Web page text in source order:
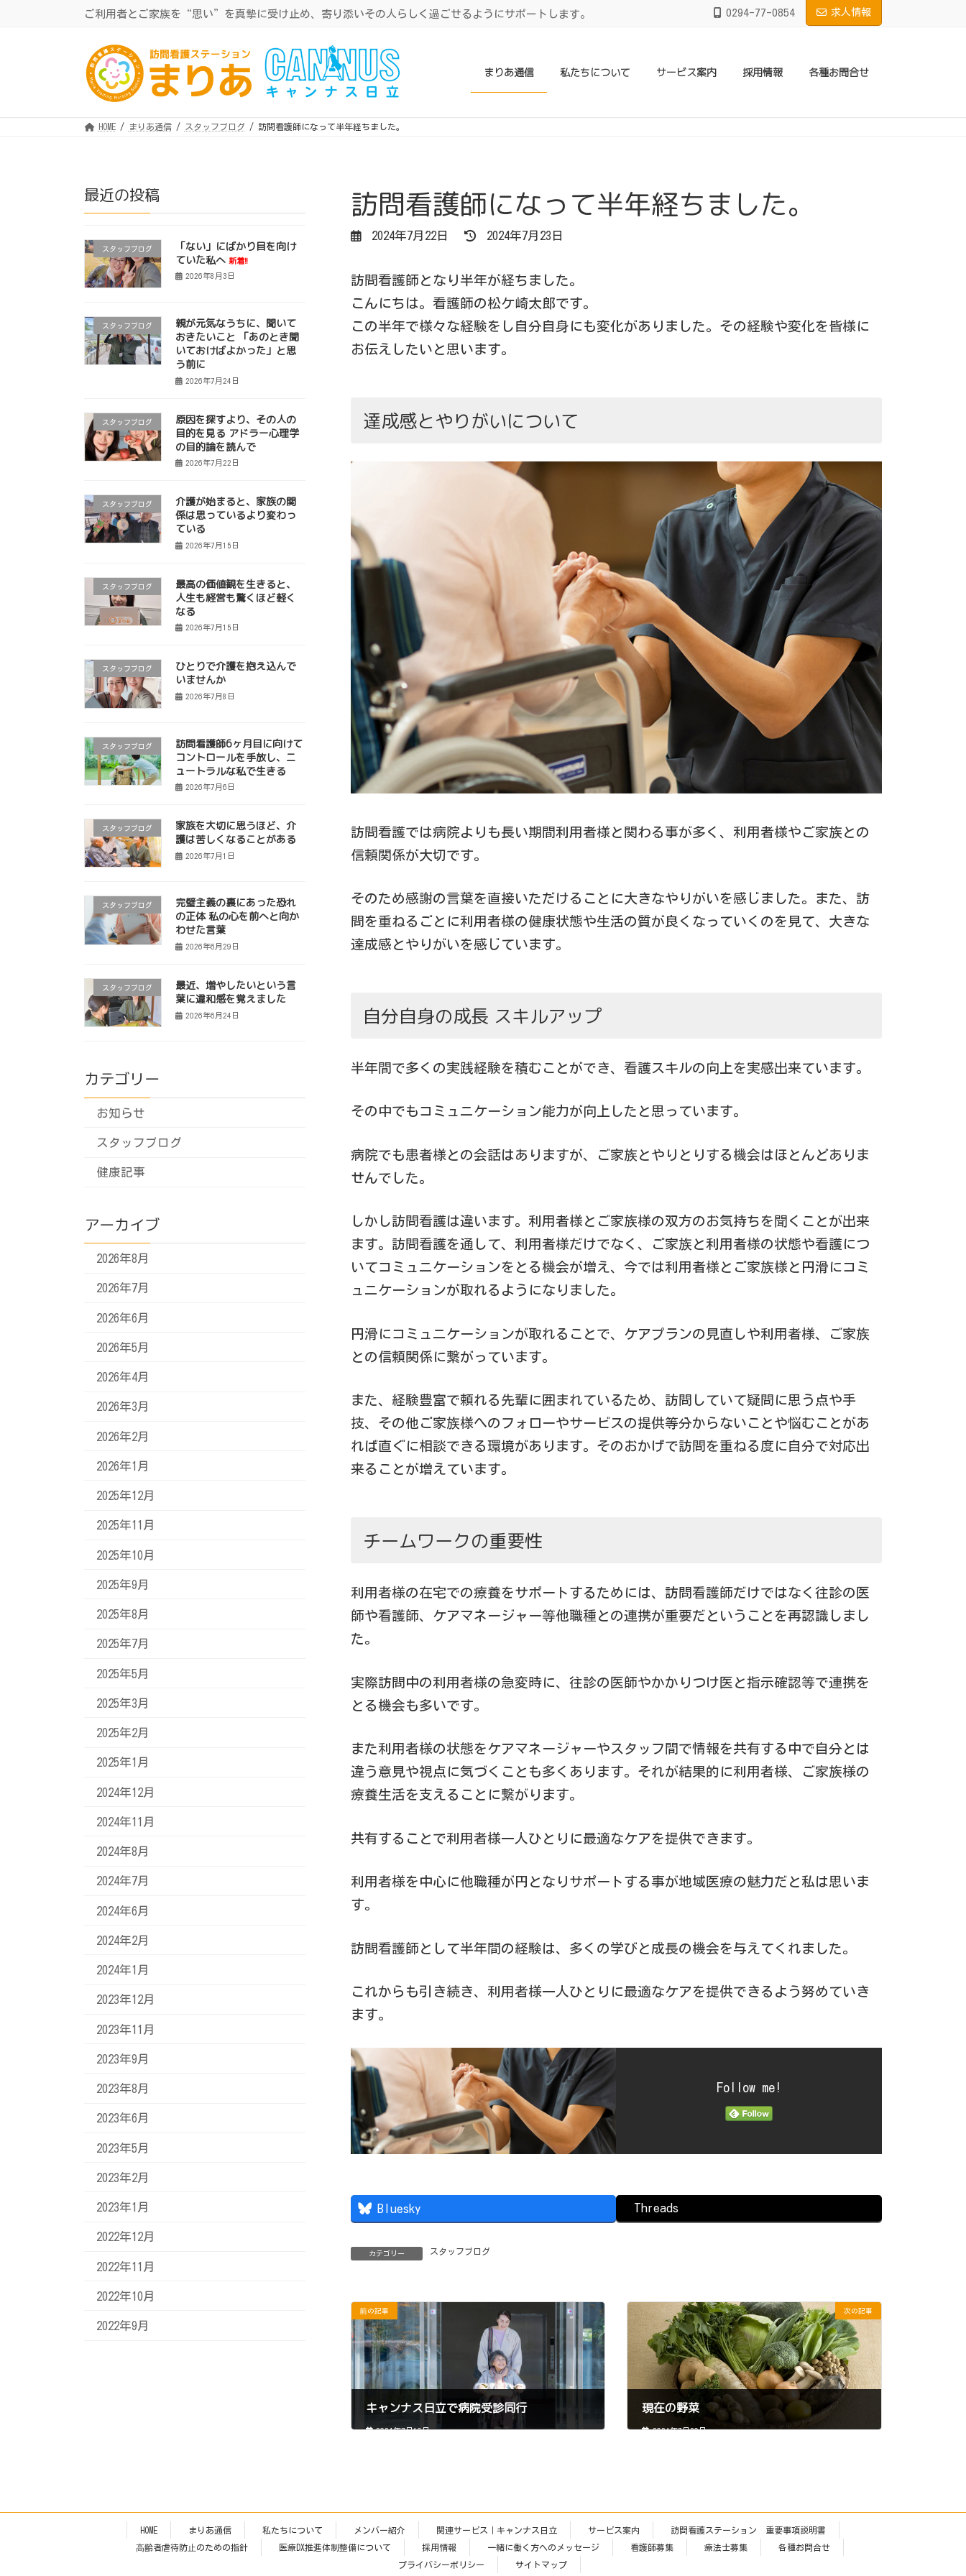
ご利用者とご家族を“思い”を真摯に受け止め、寄り添いその人らしく過ごせるようにサポートします。 0294-77-0854 求人情報
まりあ通信 私たちについて サービス案内 採用情報 各種お問合せ
HOME まりあ通信 スタッフブログ 訪問看護師になって半年経ちました。
訪問看護師になって半年経ちました。
2024年7月22日
最
新
日
時
:
2024年7月23日
訪問看護師となり半年が経ちました。
こんにちは。看護師の松ケ崎太郎です。
この半年で様々な経験をし自分自身にも変化がありました。その経験や変化を皆様に
お伝えしたいと思います。
達成感とやりがいについて
訪問看護では病院よりも長い期間利用者様と関わる事が多く、利用者様やご家族との
信頼関係が大切です。
そのため感謝の言葉を直接いただけることに大きなやりがいを感じました。また、訪
問を重ねるごとに利用者様の健康状態や生活の質が良くなっていくのを見て、大きな
達成感とやりがいを感じています。
自分自身の成長 スキルアップ
半年間で多くの実践経験を積むことができ、看護スキルの向上を実感出来ています。
その中でもコミュニケーション能力が向上したと思っています。
病院でも患者様との会話はありますが、ご家族とやりとりする機会はほとんどありま
せんでした。
しかし訪問看護は違います。利用者様とご家族様の双方のお気持ちを聞くことが出来
ます。訪問看護を通して、利用者様だけでなく、ご家族と利用者様の状態や看護につ
いてコミュニケーションをとる機会が増え、今では利用者様とご家族様と円滑にコミ
ュニケーションが取れるようになりました。
円滑にコミュニケーションが取れることで、ケアプランの見直しや利用者様、ご家族
との信頼関係に繋がっています。
また、経験豊富で頼れる先輩に囲まれているため、訪問していて疑問に思う点や手
技、その他ご家族様へのフォローやサービスの提供等分からないことや悩むことがあ
れば直ぐに相談できる環境があります。そのおかげで訪問を重ねる度に自分で対応出
来ることが増えています。
チームワークの重要性
利用者様の在宅での療養をサポートするためには、訪問看護師だけではなく往診の医
師や看護師、ケアマネージャー等他職種との連携が重要だということを再認識しまし
た。
実際訪問中の利用者様の急変時に、往診の医師やかかりつけ医と指示確認等で連携を
とる機会も多いです。
また利用者様の状態をケアマネージャーやスタッフ間で情報を共有する中で自分とは
違う意見や視点に気づくことも多くあります。それが結果的に利用者様、ご家族様の
療養生活を支えることに繋がります。
共有することで利用者様一人ひとりに最適なケアを提供できます。
利用者様を中心に他職種が円となりサポートする事が地域医療の魅力だと私は思いま
す。
訪問看護師として半年間の経験は、多くの学びと成長の機会を与えてくれました。
これからも引き続き、利用者様一人ひとりに最適なケアを提供できるよう努めていき
ます。
Follow me!
Bluesky Threads
カテゴリー スタッフブログ
前の記事
キャンナス日立で病院受診同行
2024年7月19日
次の記事
現在の野菜
2024年7月30日
最近の投稿
スタッフブログ
「ない」にばかり目を向け
ていた私へ 新着!!
2026年8月3日
スタッフブログ
親が元気なうちに、聞いて
おきたいこと 「あのとき聞
いておけばよかった」と思
う前に
2026年7月24日
スタッフブログ
原因を探すより、その人の
目的を見る アドラー心理学
の目的論を読んで
2026年7月22日
スタッフブログ
介護が始まると、家族の関
係は思っているより変わっ
ている
2026年7月15日
スタッフブログ
最高の価値観を生きると、
人生も経営も驚くほど軽く
なる
2026年7月15日
スタッフブログ
ひとりで介護を抱え込んで
いませんか
2026年7月8日
スタッフブログ
訪問看護師6ヶ月目に向けて
コントロールを手放し、ニ
ュートラルな私で生きる
2026年7月6日
スタッフブログ
家族を大切に思うほど、介
護は苦しくなることがある
2026年7月1日
スタッフブログ
完璧主義の裏にあった恐れ
の正体 私の心を前へと向か
わせた言葉
2026年6月29日
スタッフブログ
最近、増やしたいという言
葉に違和感を覚えました
2026年6月24日
カテゴリー
お知らせ
スタッフブログ
健康記事
アーカイブ
2026年8月
2026年7月
2026年6月
2026年5月
2026年4月
2026年3月
2026年2月
2026年1月
2025年12月
2025年11月
2025年10月
2025年9月
2025年8月
2025年7月
2025年5月
2025年3月
2025年2月
2025年1月
2024年12月
2024年11月
2024年8月
2024年7月
2024年6月
2024年2月
2024年1月
2023年12月
2023年11月
2023年9月
2023年8月
2023年6月
2023年5月
2023年2月
2023年1月
2022年12月
2022年11月
2022年10月
2022年9月
HOME まりあ通信 私たちについて メンバー紹介 関連サービス｜キャンナス日立 サービス案内
訪問看護ステーション 重要事項説明書
⾼齢者虐待防⽌のための指針
医療DX推進体制整備について 採用情報 一緒に働く方へのメッセージ 看護師募集 療法士募集
各種お問合せ
プライバシーポリシー
サイトマップ